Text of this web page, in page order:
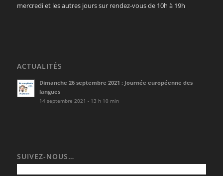
mercredi et les autres jours sur rendez-vous de 10h à 19h
ACTUALITÉS
Dimanche 26 septembre 2021 : Journée européenne des
langues
14 septembre 2021 - 13 h 10 min
SUIVEZ-NOUS…